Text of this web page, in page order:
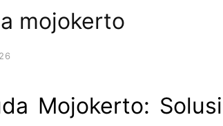
mojokerto
Mojokerto: Solusi